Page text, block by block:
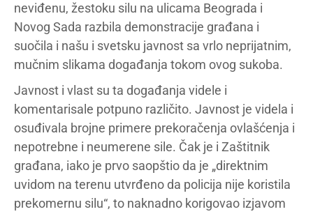
neviđenu, žestoku silu na ulicama Beograda i
Novog Sada razbila demonstracije građana i
suočila i našu i svetsku javnost sa vrlo neprijatnim,
mučnim slikama događanja tokom ovog sukoba.
Javnost i vlast su ta događanja videle i
komentarisale potpuno različito. Javnost je videla i
osuđivala brojne primere prekoračenja ovlašćenja i
nepotrebne i neumerene sile. Čak je i Zaštitnik
građana, iako je prvo saopštio da je „direktnim
uvidom na terenu utvrđeno da policija nije koristila
prekomernu silu“, to naknadno korigovao izjavom